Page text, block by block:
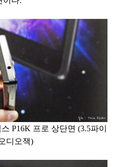
P16K 프로 상단면 (3.5파이
디오잭)